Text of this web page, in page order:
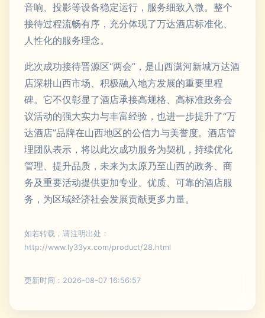
音响、投影等设备稳定运行，服务细致入微。整个
接待过程流畅有序，充分体现了万达酒店标准化、
人性化的服务理念。
此次成功接待晋源区“两会”，是山西潇河新城万达酒
店深耕山西市场、积极融入地方发展的重要里程
碑。它不仅彰显了酒店承接高规格、高标准政务会
议活动的强大实力与丰富经验，也进一步提升了“万
达酒店”品牌在山西地区的公信力与美誉度。酒店管
理团队表示，将以此次成功服务为契机，持续优化
管理、提升品质，未来为太原乃至山西的政务、商
务及重要活动提供更加专业、优质、可靠的酒店服
务，为区域经济社会发展贡献更多力量。
如若转载，请注明出处：
http://www.ly33yx.com/product/28.html
更新时间：2026-08-07 16:56:57